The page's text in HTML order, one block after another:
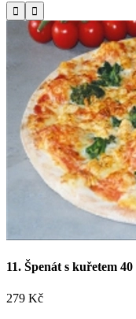
Miroslava
Fajn
Objednat online 
Sledujte nás na sítích!
 
11. Špenát s kuřetem 40
279 Kč